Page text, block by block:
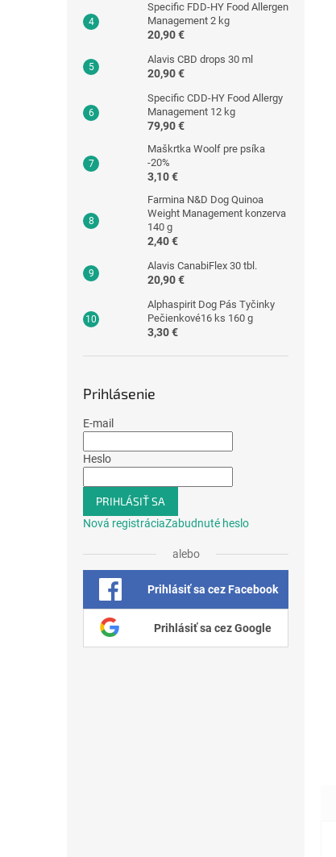
Specific FDD-HY Food Allergen
Management 2 kg
20,90 €
Alavis CBD drops 30 ml
20,90 €
Specific CDD-HY Food Allergy
Management 12 kg
79,90 €
Maškrtka Woolf pre psíka
-20%
3,10 €
Farmina N&D Dog Quinoa
Weight Management konzerva
140 g
2,40 €
Alavis CanabiFlex 30 tbl.
20,90 €
Alphaspirit Dog Pás Tyčinky
Pečienkové16 ks 160 g
3,30 €
Prihlásenie
E-mail
Heslo
PRIHLÁSIŤ SA
Nová registráciaZabudnuté heslo
alebo
Prihlásiť sa cez Facebook
Prihlásiť sa cez Google